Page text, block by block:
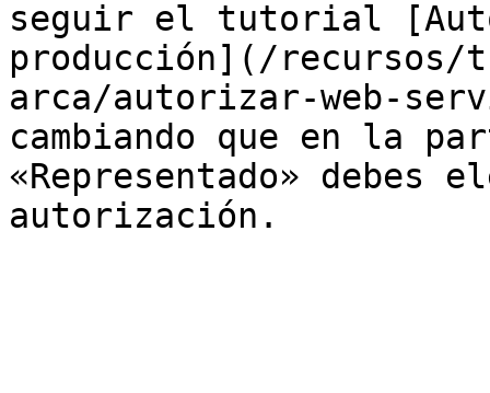
seguir el tutorial
producción](/
arca/autorizar-web-
cambiando que en la
«Representado»